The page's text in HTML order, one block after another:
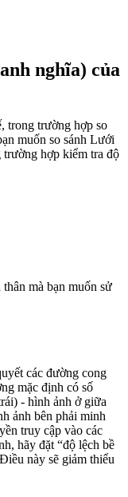
nghĩa) của
trong trường hợp so
muốn so sánh Lưới
hợp kiểm tra độ
mà bạn muốn sử
các đường cong
mặc định có số
- hình ảnh ở giữa
ảnh bên phải minh
truy cập vào các
hãy đặt “độ lệch bề
này sẽ giảm thiểu